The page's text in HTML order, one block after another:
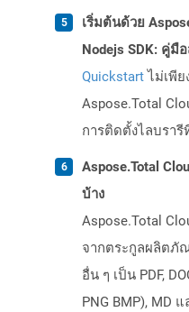
เริ่มต้นด้วย
Nodejs SDK: คู่มื
Quickstartไม่เพี
Aspose.Total
การติดตั้งไลบรารี
Aspose.Total
บ้าง
Aspose.Total
จากตระกูลผลิตภั
อื่น ๆ เป็น PDF,
PNG BMP), MD